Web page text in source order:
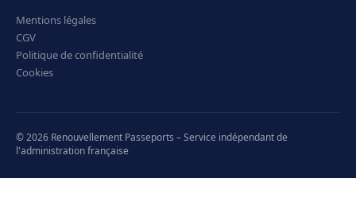
Mentions légales
CGV
Politique de confidentialité
Cookies
© 2026 Renouvellement Passeports – Service indépendant de
l'administration française